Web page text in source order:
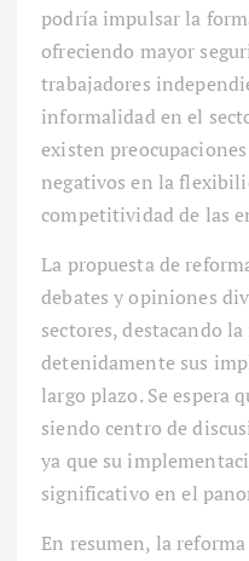
podría impulsar la
ofreciendo mayor
trabajadores
informalidad en el
existen
negativos en la
competitividad de las
La propuesta de
debates y opiniones
sectores, destacando
detenidamente sus
largo plazo. Se espera
siendo centro de
ya que su
significativo en el
En resumen, la